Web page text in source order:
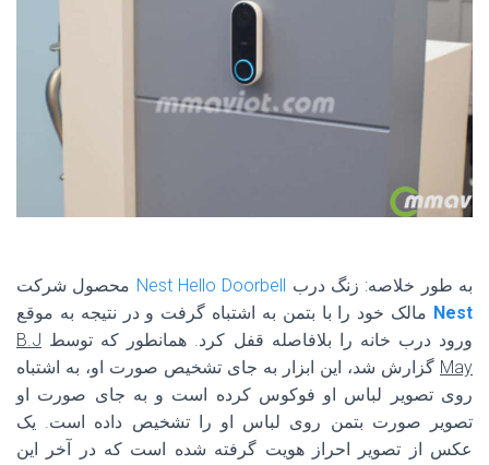
به طور خلاصه: زنگ درب Nest Hello Doorbell محصول شرکت
Nest مالک خود را با بتمن به اشتباه گرفت و در نتیجه به موقع
ورود درب خانه را بلافاصله قفل کرد. همانطور که توسط B.J
May گزارش شد، این ابزار به جای تشخیص صورت او، به اشتباه
روی تصویر لباس او فوکوس کرده است و به جای صورت او
تصویر صورت بتمن روی لباس او را تشخیص داده است. یک
عکس از تصویر احراز هویت گرفته شده است که در آخر این